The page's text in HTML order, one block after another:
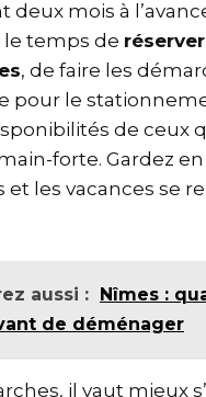
deux mois à
le temps de
, de faire les
pour le
de ceux
forte. Gardez
et les vacances se
aussi : Nîmes :
de déménager
il vaut mieux